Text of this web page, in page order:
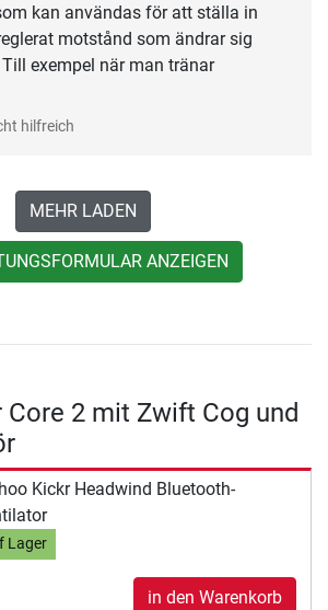
kan användas för att ställa in
motstånd som ändrar sig
exempel när man tränar
hilfreich
MEHR LADEN
ANZEIGEN
2 mit Zwift Cog und
Kickr Headwind Bluetooth-
Lager
in den Warenkorb